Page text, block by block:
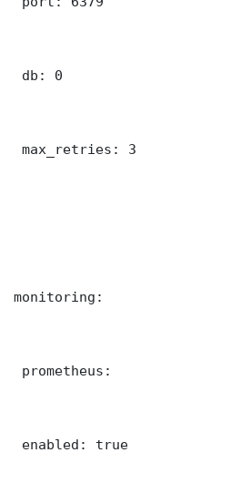
db: 0
max_retries: 3
monitoring:
prometheus:
enabled: true